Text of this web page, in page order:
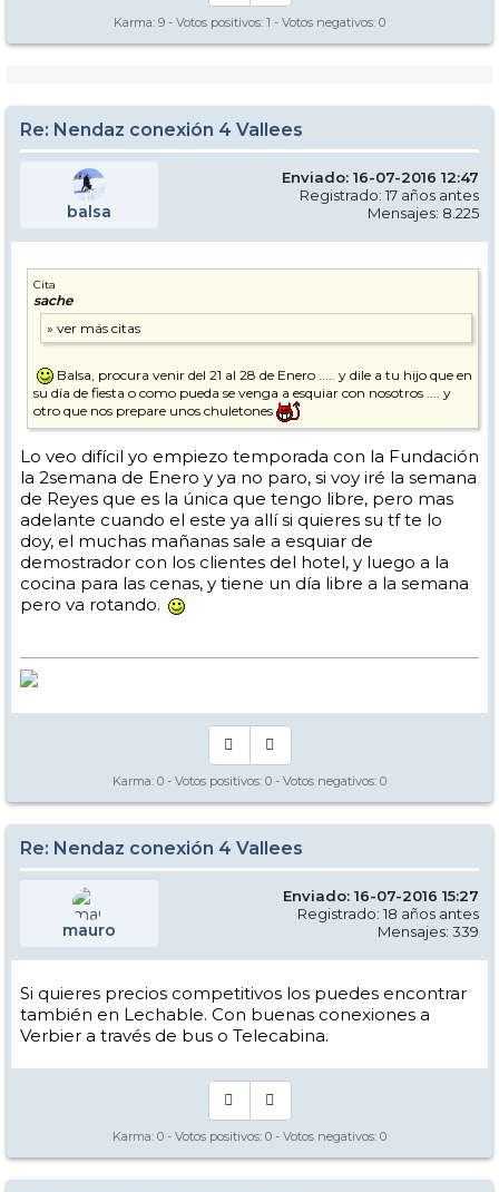
Karma: 9 - Votos positivos: 1 - Votos negativos: 0
Re: Nendaz conexión 4 Vallees
balsa
Enviado: 16-07-2016 12:47
Registrado: 17 años antes
Mensajes: 8.225
Cita
sache
Balsa, procura venir del 21 al 28 de Enero ..... y dile a tu hijo que en
su día de fiesta o como pueda se venga a esquiar con nosotros .... y
otro que nos prepare unos chuletones
Lo veo difícil yo empiezo temporada con la Fundación
la 2semana de Enero y ya no paro, si voy iré la semana
de Reyes que es la única que tengo libre, pero mas
adelante cuando el este ya allí si quieres su tf te lo
doy, el muchas mañanas sale a esquiar de
demostrador con los clientes del hotel, y luego a la
cocina para las cenas, y tiene un día libre a la semana
pero va rotando.
Karma: 0 - Votos positivos: 0 - Votos negativos: 0
Re: Nendaz conexión 4 Vallees
mauro
Enviado: 16-07-2016 15:27
Registrado: 18 años antes
Mensajes: 339
Si quieres precios competitivos los puedes encontrar
también en Lechable. Con buenas conexiones a
Verbier a través de bus o Telecabina.
Karma: 0 - Votos positivos: 0 - Votos negativos: 0